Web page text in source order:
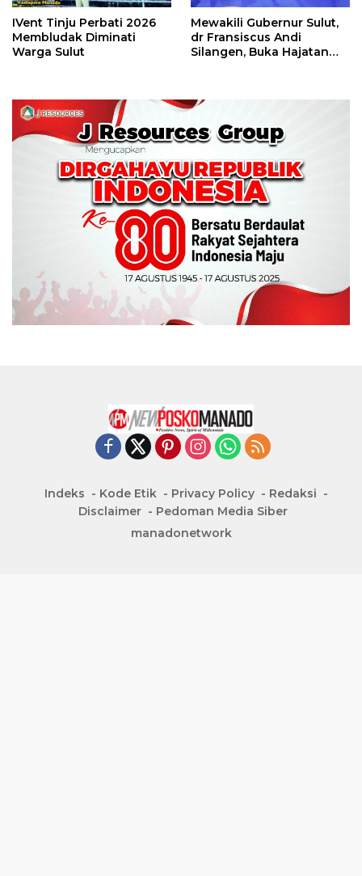
IVent Tinju Perbati 2026
Membludak Diminati
Warga Sulut
Mewakili Gubernur Sulut,
dr Fransiscus Andi
Silangen, Buka Hajatan
Indeks Kode Etik Privacy Policy
Redaksi
Disclaimer
Pedoman Media Siber
manadonetwork